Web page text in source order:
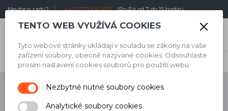
Nevíte si rady? +420 731 415 470 (Po-Pá od 7 do 15 hodin)
Úvod / Elektrické nářadí / Brusky / Příslušenství
PŘÍSLUŠENSTVÍ
TENTO WEB VYUŽÍVÁ COOKIES
Tyto webové stránky ukládají v souladu se zákony na vaše
zařízení soubory, obecně nazývané cookies. Odsouhlaste
prosím nastavení cookies souborů pro použití webu.
Nezbytně nutné soubory cookies
Analytické soubory cookies